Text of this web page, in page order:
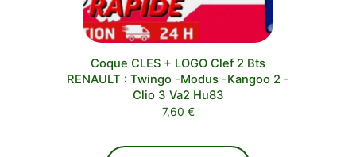
Coque CLES + LOGO Clef 2 Bts
RENAULT : Twingo -Modus -Kangoo 2 -
Clio 3 Va2 Hu83
7,60 €